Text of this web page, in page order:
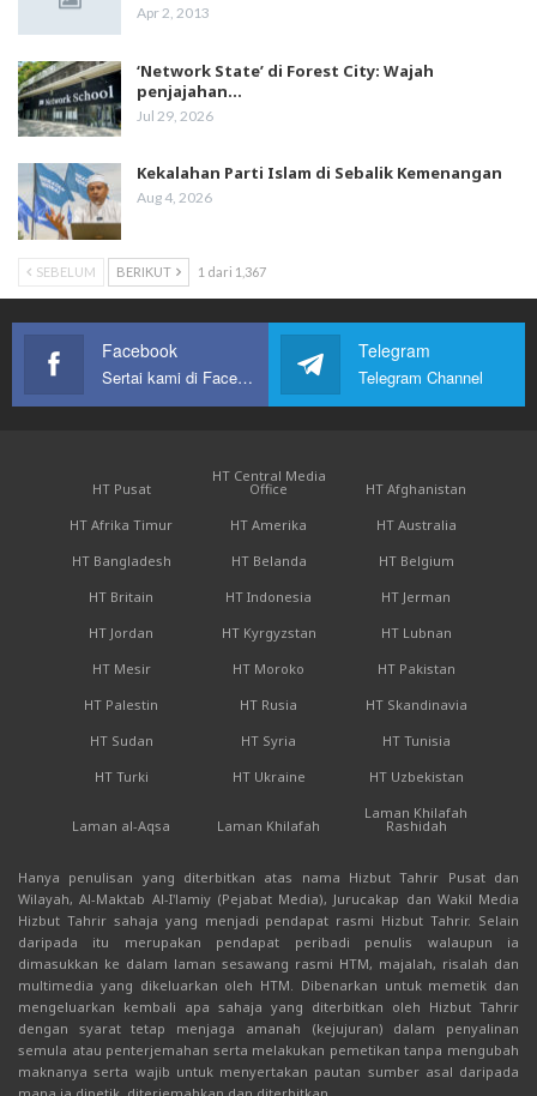
Apr 2, 2013
‘Network State’ di Forest City: Wajah
penjajahan…
Jul 29, 2026
Kekalahan Parti Islam di Sebalik Kemenangan
Aug 4, 2026
SEBELUM BERIKUT 1 dari 1,367
Facebook
Sertai kami di Facebook
Telegram
Telegram Channel
HT Pusat
HT Central Media
Office
HT Afghanistan
HT Afrika Timur
HT Amerika
HT Australia
HT Bangladesh
HT Belanda
HT Belgium
HT Britain
HT Indonesia
HT Jerman
HT Jordan
HT Kyrgyzstan
HT Lubnan
HT Mesir
HT Moroko
HT Pakistan
HT Palestin
HT Rusia
HT Skandinavia
HT Sudan
HT Syria
HT Tunisia
HT Turki
HT Ukraine HT Uzbekistan
Laman al-Aqsa Laman Khilafah
Laman Khilafah
Rashidah
Hanya penulisan yang diterbitkan atas nama Hizbut Tahrir Pusat dan
Wilayah, Al-Maktab Al-I'lamiy (Pejabat Media), Jurucakap dan Wakil Media
Hizbut Tahrir sahaja yang menjadi pendapat rasmi Hizbut Tahrir. Selain
daripada itu merupakan pendapat peribadi penulis walaupun ia
dimasukkan ke dalam laman sesawang rasmi HTM, majalah, risalah dan
multimedia yang dikeluarkan oleh HTM. Dibenarkan untuk memetik dan
mengeluarkan kembali apa sahaja yang diterbitkan oleh Hizbut Tahrir
dengan syarat tetap menjaga amanah (kejujuran) dalam penyalinan
semula atau penterjemahan serta melakukan pemetikan tanpa mengubah
maknanya serta wajib untuk menyertakan pautan sumber asal daripada